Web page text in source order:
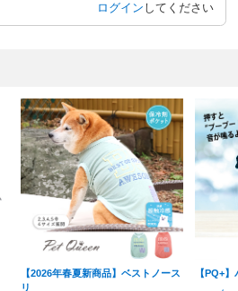
ログイン してください
【2026年春夏新商品】ベストノース
リ
【PQ+